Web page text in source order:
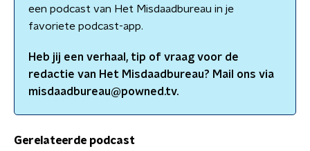
een podcast van Het Misdaadbureau in je
favoriete podcast-app.
Heb jij een verhaal, tip of vraag voor de
redactie van Het Misdaadbureau? Mail ons via
misdaadbureau@powned.tv.
Gerelateerde podcast